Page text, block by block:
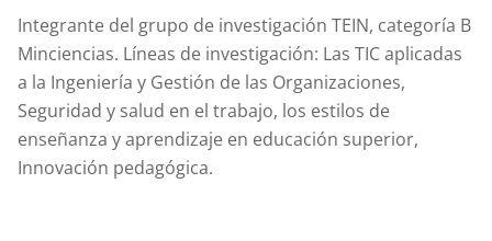
Integrante del grupo de investigación TEIN, categoría B
Minciencias. Líneas de investigación: Las TIC aplicadas
a la Ingeniería y Gestión de las Organizaciones,
Seguridad y salud en el trabajo, los estilos de
enseñanza y aprendizaje en educación superior,
Innovación pedagógica.